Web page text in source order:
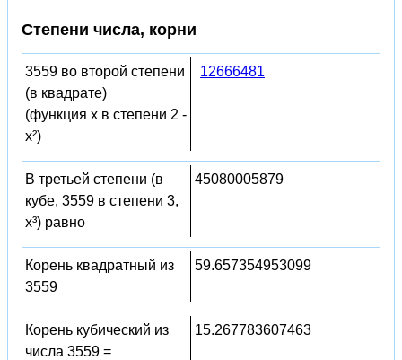
Степени числа, корни
3559 во второй степени
(в квадрате)
(функция x в степени 2 -
x²)
12666481
В третьей степени (в
кубе, 3559 в степени 3,
x³) равно
45080005879
Корень квадратный из
3559
59.657354953099
Корень кубический из
числа 3559 =
15.267783607463